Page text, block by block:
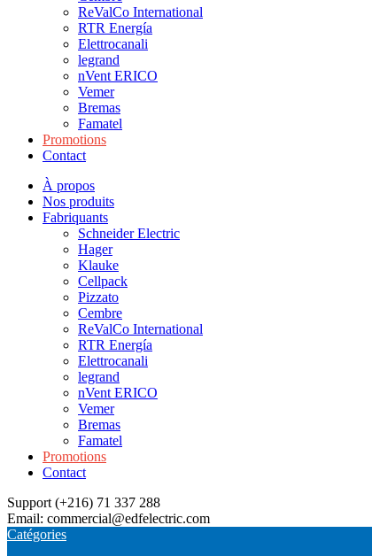
ReValCo International
RTR Energía
Elettrocanali
legrand
nVent ERICO
Vemer
Bremas
Famatel
Promotions
Contact
À propos
Nos produits
Fabriquants
Schneider Electric
Hager
Klauke
Cellpack
Pizzato
Cembre
ReValCo International
RTR Energía
Elettrocanali
legrand
nVent ERICO
Vemer
Bremas
Famatel
Promotions
Contact
Support (+216) 71 337 288
Email: commercial@edfelectric.com
Catégories